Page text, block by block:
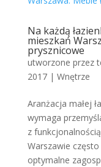
Na każdą
mieszkań
prysznicowe
utworzone przez
2017| Wnętrze
Aranżacja małej
wymaga
z
Warszawie
optymalne